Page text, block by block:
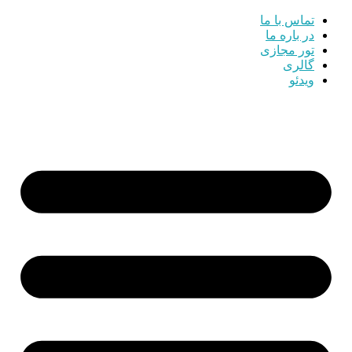
تماس با ما
در باره ما
تور مجازی
گالری
ویدئو